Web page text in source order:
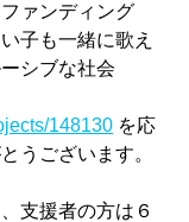
ァンディング
子も一緒に歌え
シブな社会
148130 を応
うございます。
支援者の方は６